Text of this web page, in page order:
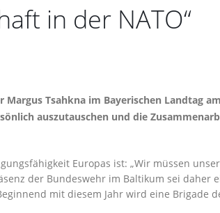
in der NATO“
Tsahkna im Bayerischen Landtag am
auszutauschen und die
Europas ist: „Wir müssen
der Bundeswehr im Baltikum sei daher
mit diesem Jahr wird eine Brigade